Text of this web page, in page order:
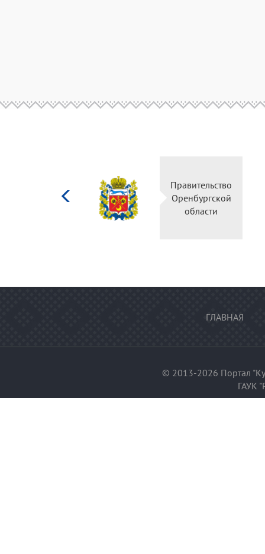
культуры
Российской
Правительство
Оренбургской
области
ГЛАВНАЯ
© 2013-2026 Портал
ГАУК